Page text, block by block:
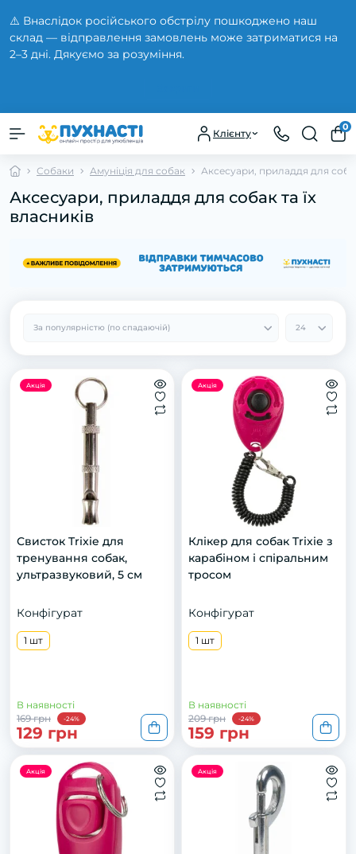
⚠️ Внаслідок російського обстрілу пошкоджено наш
склад — відправлення замовлень може затриматися на
2–3 дні. Дякуємо за розуміння.
Клієнту
0
Собаки Амуніція для собак Аксесуари, приладдя для
Аксесуари, приладдя для собак та їх
власників
Акція
Свисток Trixie для
тренування собак,
ультразвуковий, 5 см
Конфігурат
1 шт
В наявності
169 грн
-24%
129 грн
Акція
Клікер для собак Trixie з
карабіном і спіральним
тросом
Конфігурат
1 шт
В наявності
209 грн
-24%
159 грн
Акція Акція